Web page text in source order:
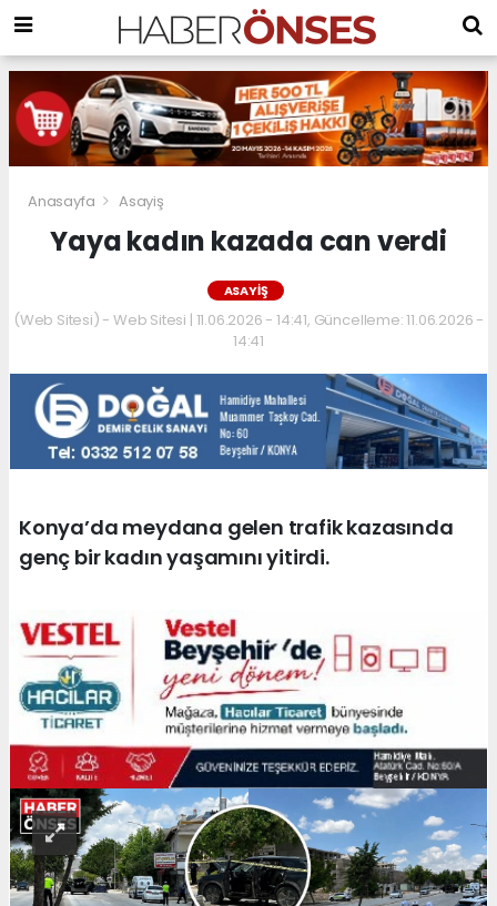
Anasayfa Asayiş
Yaya kadın kazada can verdi
ASAYIŞ
(Web Sitesi) - Web Sitesi | 11.06.2026 - 14:41, Güncelleme: 11.06.2026 -
14:41
Konya’da meydana gelen trafik kazasında
genç bir kadın yaşamını yitirdi.